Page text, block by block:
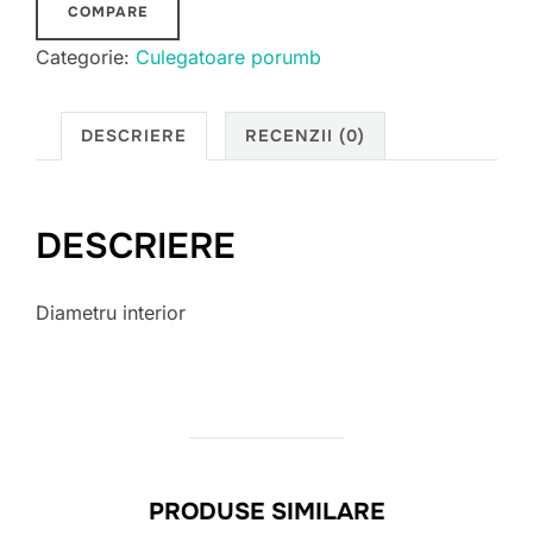
COMPARE
Categorie: Culegatoare porumb
DESCRIERE RECENZII (0)
DESCRIERE
Diametru interior
PRODUSE SIMILARE